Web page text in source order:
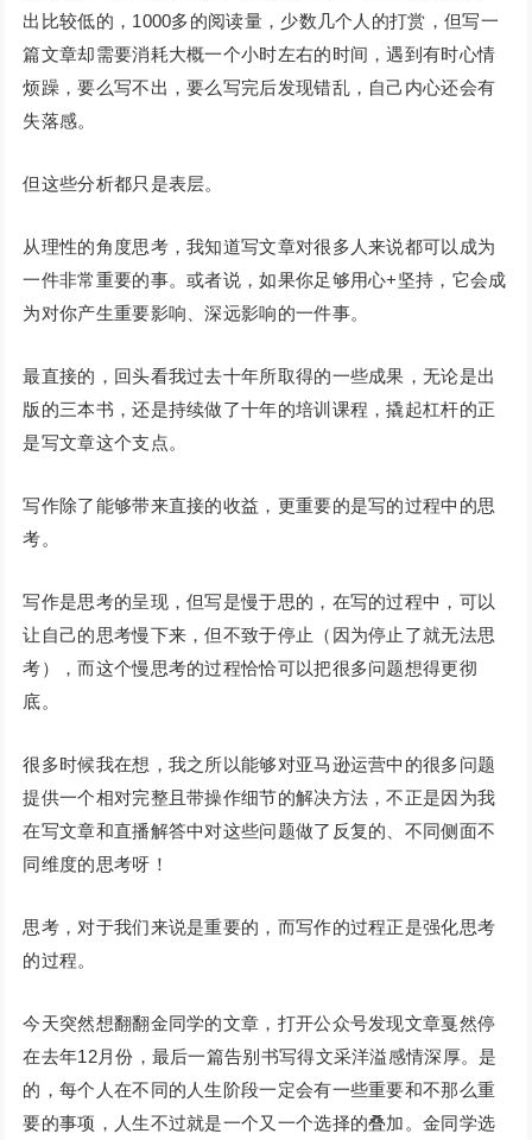
出比较低的，1000多的阅读量，少数几个人的打赏，但写一
篇文章却需要消耗大概一个小时左右的时间，遇到有时心情
烦躁，要么写不出，要么写完后发现错乱，自己内心还会有
失落感。
但这些分析都只是表层。
从理性的角度思考，我知道写文章对很多人来说都可以成为
一件非常重要的事。或者说，如果你足够用心+坚持，它会成
为对你产生重要影响、深远影响的一件事。
最直接的，回头看我过去十年所取得的一些成果，无论是出
版的三本书，还是持续做了十年的培训课程，撬起杠杆的正
是写文章这个支点。
写作除了能够带来直接的收益，更重要的是写的过程中的思
考。
写作是思考的呈现，但写是慢于思的，在写的过程中，可以
让自己的思考慢下来，但不致于停止（因为停止了就无法思
考），而这个慢思考的过程恰恰可以把很多问题想得更彻
底。
很多时候我在想，我之所以能够对亚马逊运营中的很多问题
提供一个相对完整且带操作细节的解决方法，不正是因为我
在写文章和直播解答中对这些问题做了反复的、不同侧面不
同维度的思考呀！
思考，对于我们来说是重要的，而写作的过程正是强化思考
的过程。
今天突然想翻翻金同学的文章，打开公众号发现文章戛然停
在去年12月份，最后一篇告别书写得文采洋溢感情深厚。是
的，每个人在不同的人生阶段一定会有一些重要和不那么重
要的事项，人生不过就是一个又一个选择的叠加。金同学选